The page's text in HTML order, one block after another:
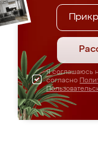
Я соглашаюсь
согласно